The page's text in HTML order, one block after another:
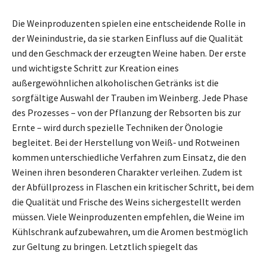
Die Weinproduzenten spielen eine entscheidende Rolle in
der Weinindustrie, da sie starken Einfluss auf die Qualität
und den Geschmack der erzeugten Weine haben. Der erste
und wichtigste Schritt zur Kreation eines
außergewöhnlichen alkoholischen Getränks ist die
sorgfältige Auswahl der Trauben im Weinberg. Jede Phase
des Prozesses – von der Pflanzung der Rebsorten bis zur
Ernte – wird durch spezielle Techniken der Önologie
begleitet. Bei der Herstellung von Weiß- und Rotweinen
kommen unterschiedliche Verfahren zum Einsatz, die den
Weinen ihren besonderen Charakter verleihen. Zudem ist
der Abfüllprozess in Flaschen ein kritischer Schritt, bei dem
die Qualität und Frische des Weins sichergestellt werden
müssen. Viele Weinproduzenten empfehlen, die Weine im
Kühlschrank aufzubewahren, um die Aromen bestmöglich
zur Geltung zu bringen. Letztlich spiegelt das